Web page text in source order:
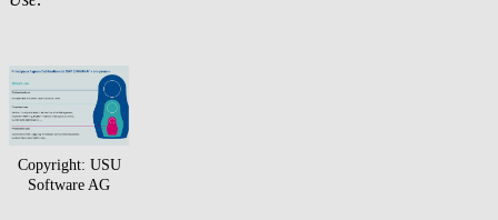
Copyright: USU
Software AG